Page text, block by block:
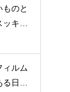
のと
ッキリ
ィルム
る日光